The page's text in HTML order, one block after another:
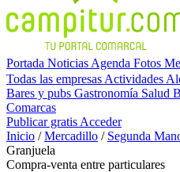
Portada Noticias Agenda Fotos
Todas las empresas Actividades
Bares y pubs Gastronomía Salud
Comarcas
Publicar gratis Acceder
Inicio / Mercadillo / Segunda
Granjuela
Compra-venta entre particulares